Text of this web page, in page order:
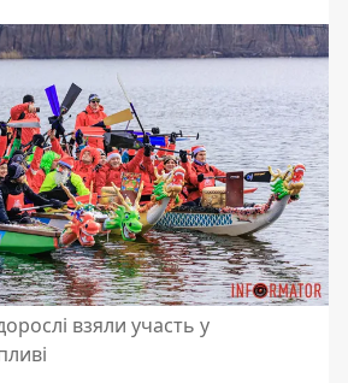
взяли участь у